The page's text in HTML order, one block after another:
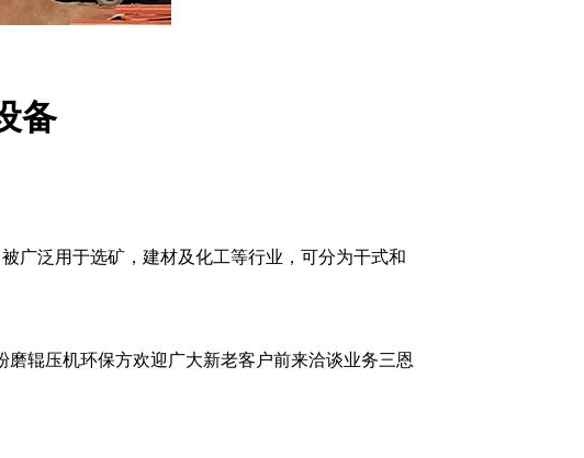
备
广泛用于选矿，建材及化工等行业，可分为干式和
辊压机环保方欢迎广大新老客户前来洽谈业务三恩